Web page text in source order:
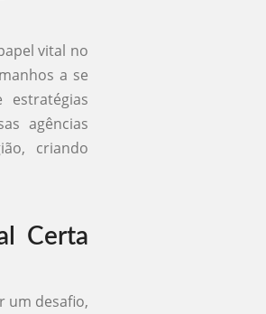
vital no
a se
agências
criando
Certa
um desafio,